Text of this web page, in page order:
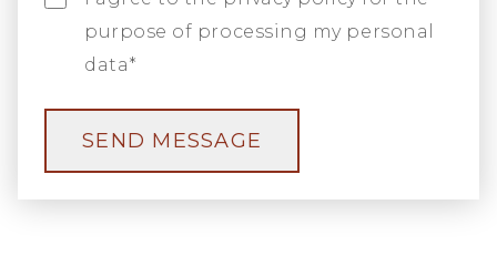
purpose of processing my personal
data*
SEND MESSAGE